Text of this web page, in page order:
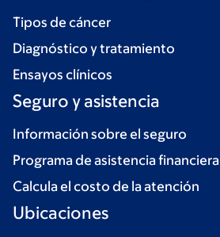
Tipos de cáncer
Diagnóstico y tratamiento
Ensayos clínicos
Seguro y asistencia
Información sobre el seguro
Programa de asistencia financiera
Calcula el costo de la atención
Ubicaciones